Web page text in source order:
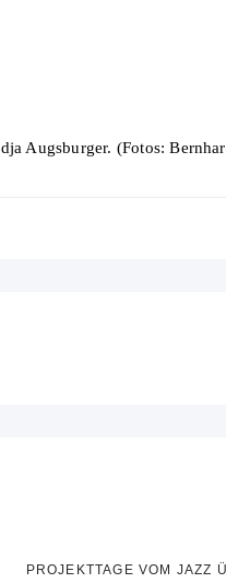
Augsburger. (Fotos:
PROJEKTTAGE VOM JAZZ